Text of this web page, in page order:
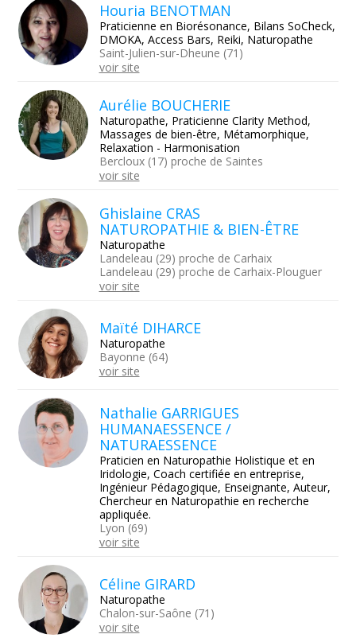
Houria BENOTMAN
Praticienne en Biorésonance, Bilans SoCheck,
DMOKA, Access Bars, Reiki, Naturopathe
Saint-Julien-sur-Dheune (71)
voir site
Aurélie BOUCHERIE
Naturopathe, Praticienne Clarity Method,
Massages de bien-être, Métamorphique,
Relaxation - Harmonisation
Bercloux (17) proche de Saintes
voir site
Ghislaine CRAS
NATUROPATHIE & BIEN-ÊTRE
Naturopathe
Landeleau (29) proche de Carhaix
Landeleau (29) proche de Carhaix-Plouguer
voir site
Maïté DIHARCE
Naturopathe
Bayonne (64)
voir site
Nathalie GARRIGUES
HUMANAESSENCE /
NATURAESSENCE
Praticien en Naturopathie Holistique et en
Iridologie, Coach certifiée en entreprise,
Ingénieur Pédagogique, Enseignante, Auteur,
Chercheur en Naturopathie en recherche
appliquée.
Lyon (69)
voir site
Céline GIRARD
Naturopathe
Chalon-sur-Saône (71)
voir site